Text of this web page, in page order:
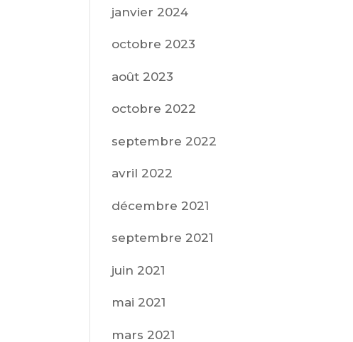
janvier 2024
octobre 2023
août 2023
octobre 2022
septembre 2022
avril 2022
décembre 2021
septembre 2021
juin 2021
mai 2021
mars 2021